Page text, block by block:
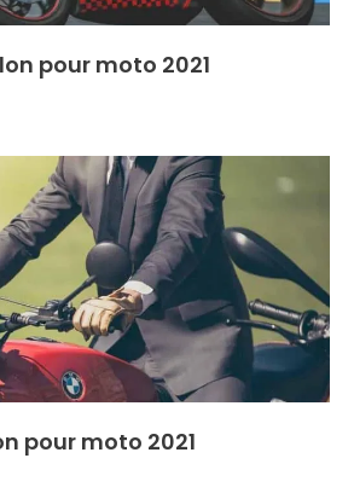
pour moto 2021
pour moto 2021